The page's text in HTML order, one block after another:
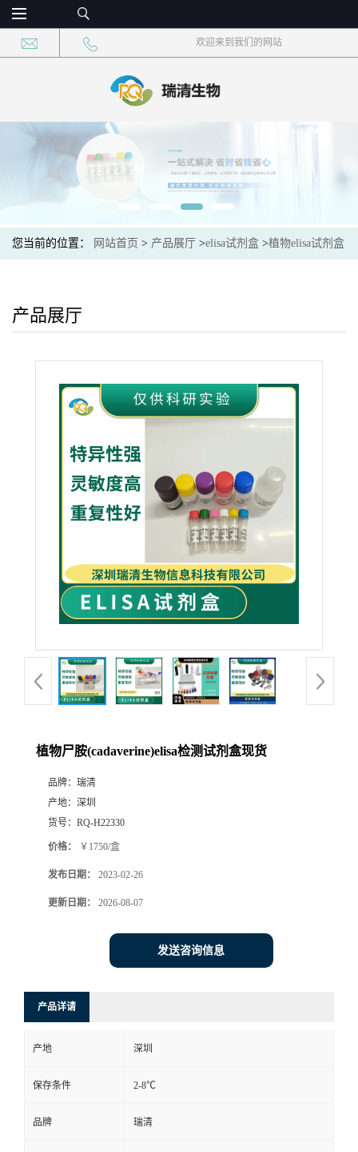
欢迎来到我们的网站
您当前的位置： 网站首页 > 产品展厅 >elisa试剂盒 >植物elisa试剂盒
产品展厅
植物尸胺(cadaverine)elisa检测试剂盒现货
品牌： 瑞清
产地： 深圳
货号： RQ-H22330
价格： ￥1750/盒
发布日期： 2023-02-26
更新日期： 2026-08-07
发送咨询信息
产品详请
产地 深圳
保存条件 2-8℃
品牌 瑞清